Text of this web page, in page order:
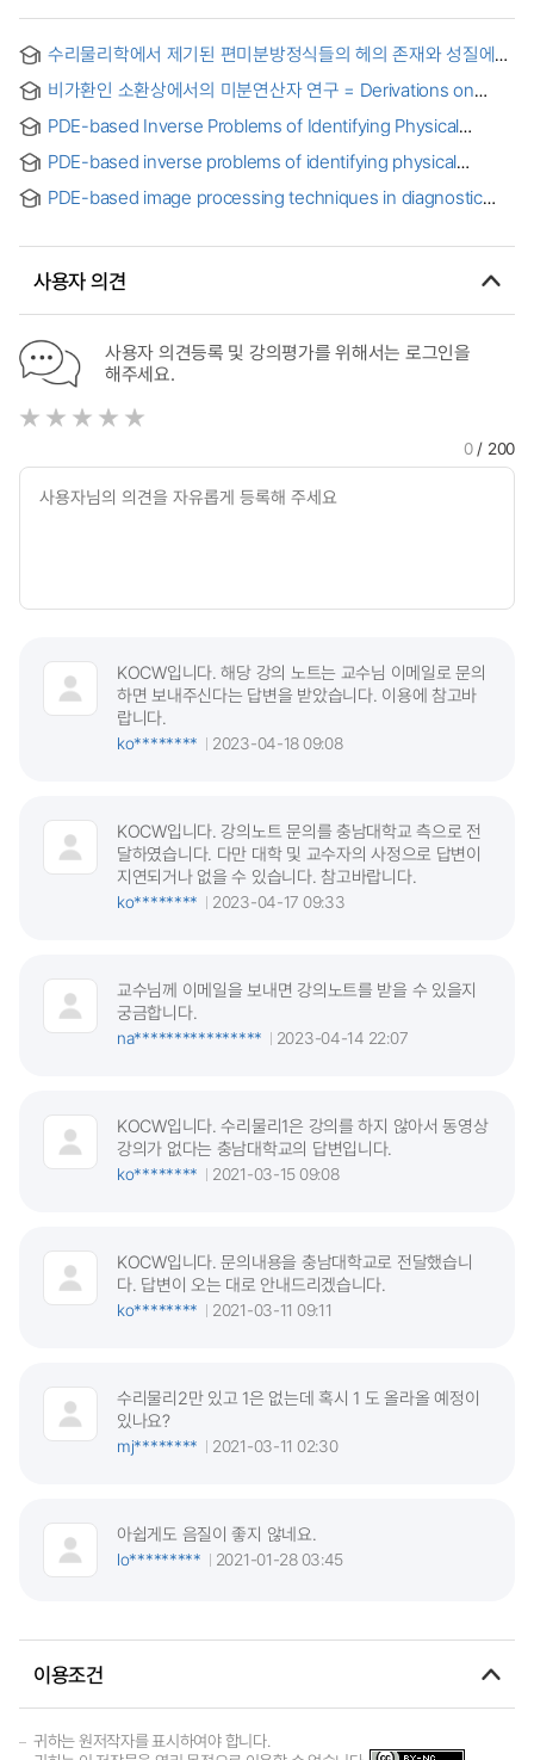
수리물리학에서 제기된 편미분방정식들의 헤의 존재와 성질에
for thePartial Differential Equations arising in Mathematical
Physics
비가환인 소환상에서의 미분연산자 연구 = Derivations on
PDE-based Inverse Problems of Identifying Physical
편미분방정식 기반의 물성치 복원 역문제
PDE-based inverse problems of identifying physical
PDE-based image processing techniques in diagnostic
사용자 의견
사용자 의견등록 및 강의평가를 위해서는 로그인을
해주세요.
0/ 200
KOCW입니다. 해당 강의 노트는 교수님 이메일로 문의
하면 보내주신다는 답변을 받았습니다. 이용에 참고바
랍니다.
ko********
2023-04-18 09:08
KOCW입니다. 강의노트 문의를 충남대학교 측으로 전
달하였습니다. 다만 대학 및 교수자의 사정으로 답변이
지연되거나 없을 수 있습니다. 참고바랍니다.
ko********
2023-04-17 09:33
교수님께 이메일을 보내면 강의노트를 받을 수 있을지
궁금합니다.
na****************
2023-04-14 22:07
KOCW입니다. 수리물리1은 강의를 하지 않아서 동영상
강의가 없다는 충남대학교의 답변입니다.
ko********
2021-03-15 09:08
KOCW입니다. 문의내용을 충남대학교로 전달했습니
다. 답변이 오는 대로 안내드리겠습니다.
ko********
2021-03-11 09:11
수리물리2만 있고 1은 없는데 혹시 1 도 올라올 예정이
있나요?
mj********
2021-03-11 02:30
아쉽게도 음질이 좋지 않네요.
lo*********
2021-01-28 03:45
이용조건
귀하는 원저작자를 표시하여야 합니다.